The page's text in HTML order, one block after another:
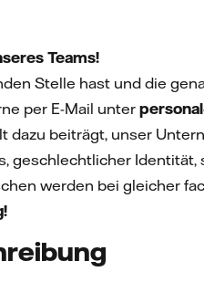
Teams!
Stelle hast und die
per E-Mail unter
dazu beiträgt, unser
geschlechtlicher
werden bei gleicher